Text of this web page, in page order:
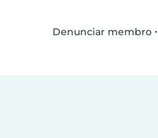
Denunciar membro•